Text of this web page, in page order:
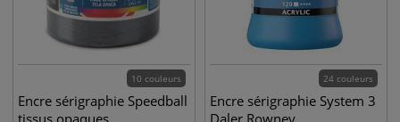
10 couleurs
Encre sérigraphie Speedball
tissus opaques
24 couleurs
Encre sérigraphie System 3
Daler Rowney